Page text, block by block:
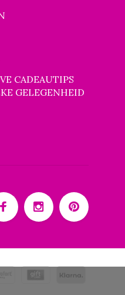
CADEAUTIPS
GELEGENHEID